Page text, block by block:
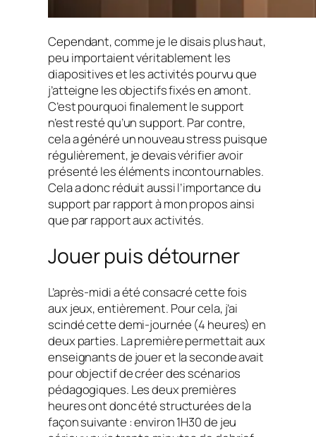
Cependant, comme je le disais plus haut,
peu importaient véritablement les
diapositives et les activités pourvu que
j’atteigne les objectifs fixés en amont.
C’est pourquoi finalement le support
n’est resté qu’un support. Par contre,
cela a généré un nouveau stress puisque
régulièrement, je devais vérifier avoir
présenté les éléments incontournables.
Cela a donc réduit aussi l’importance du
support par rapport à mon propos ainsi
que par rapport aux activités.
Jouer puis détourner
L’après-midi a été consacré cette fois
aux jeux, entièrement. Pour cela, j’ai
scindé cette demi-journée (4 heures) en
deux parties. La première permettait aux
enseignants de jouer et la seconde avait
pour objectif de créer des scénarios
pédagogiques. Les deux premières
heures ont donc été structurées de la
façon suivante : environ 1H30 de jeu